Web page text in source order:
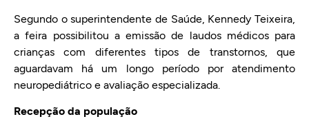
Segundo o superintendente de Saúde, Kennedy Teixeira,
a feira possibilitou a emissão de laudos médicos para
crianças com diferentes tipos de transtornos, que
aguardavam há um longo período por atendimento
neuropediátrico e avaliação especializada.
Recepção da população